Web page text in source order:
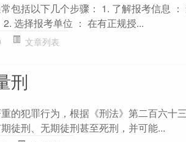
包括以下几个步骤： 1. 了解报考信息
选择报考单位 ： 在有正规授...
文章列表
刑
的犯罪行为，根据《刑法》第二百六十
徒刑、无期徒刑甚至死刑，并可能...